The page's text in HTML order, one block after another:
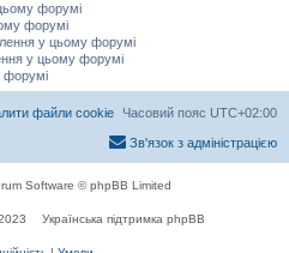
форумі
форумі
у цьому форумі
у цьому форумі
форумі
Часовий пояс UTC+02:00
файли cookie
Зв'язок з адміністрацією
Software © phpBB Limited
Українська підтримка phpBB